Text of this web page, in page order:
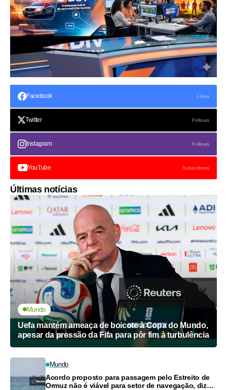
Facebook Likes
Twitter Follows
Instagram Follows
YouTube Subscribers
Últimas notícias
Mundo
Uefa mantém ameaça de boicote à Copa do Mundo,
apesar da pressão da Fifa para pôr fim à turbulência
Mundo
Acordo proposto para passagem pelo Estreito de
Ormuz não é viável para setor de navegação, dizem